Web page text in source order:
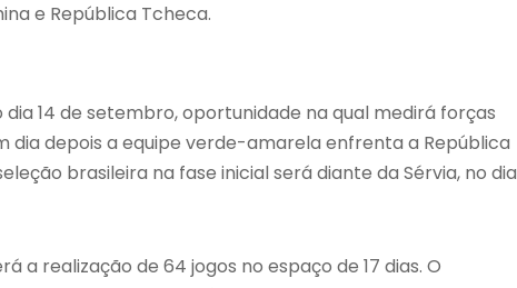
e República Tcheca.
14 de setembro, oportunidade na qual medirá forças
dia depois a equipe verde-amarela enfrenta a República
brasileira na fase inicial será diante da Sérvia, no dia
realização de 64 jogos no espaço de 17 dias. O